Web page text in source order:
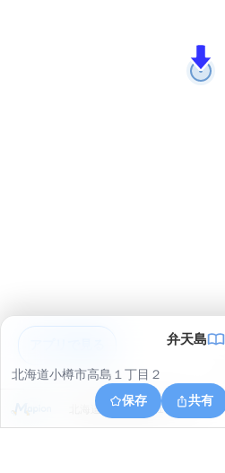
弁天島
北海道小樽市高島１丁目２
保存
共有
北海道小樽市高島１丁目２